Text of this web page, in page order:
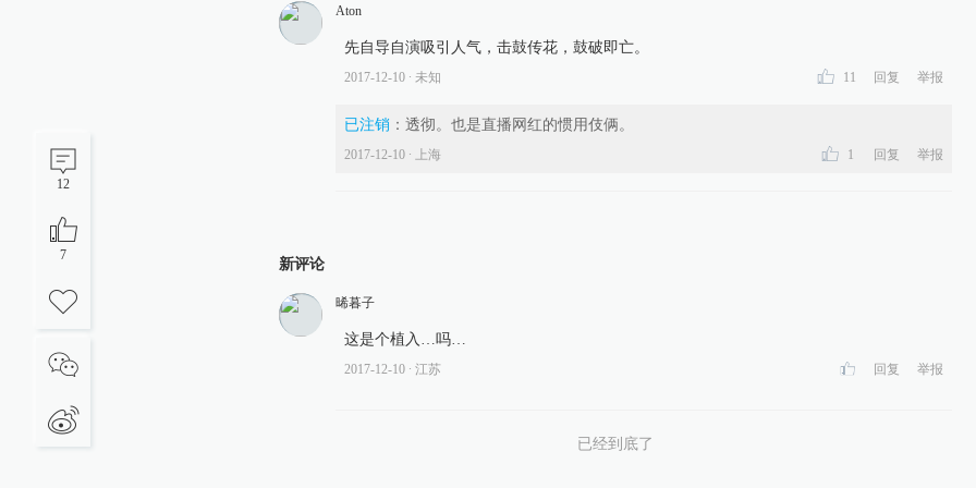
12
7
Aton
先自导自演吸引人气，击鼓传花，鼓破即亡。
2017-12-10 ∙ 未知 11 回复 举报
已注销 ： 透彻。也是直播网红的惯用伎俩。
2017-12-10 ∙ 上海 1 回复 举报
新评论
晞暮子
这是个植入…吗…
2017-12-10 ∙ 江苏 回复 举报
已经到底了